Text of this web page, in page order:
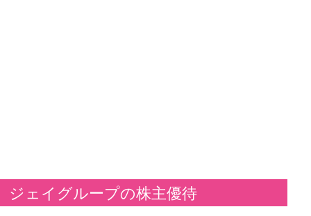
ジェイグループの株主優待